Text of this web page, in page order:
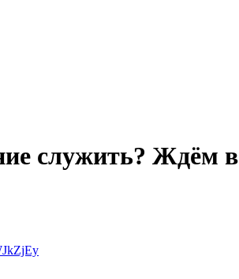
служить? Ждём в